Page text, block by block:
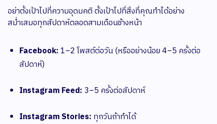
อย่าตั้งเป้าไปที่ความอุดมคติ ตั้งเป้าไปที่สิ่งที่คุณทำได้อย่าง
สม่ำเสมอทุกสัปดาห์ตลอดสามเดือนข้างหน้า
Facebook:1–2 โพสต์ต่อวัน (หรืออย่างน้อย 4–5 ครั้งต่อ
สัปดาห์)
Instagram Feed: 3–5 ครั้งต่อสัปดาห์
Instagram Stories: ทุกวันถ้าทำได้